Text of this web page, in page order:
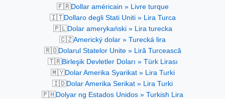
🇫🇷Dollar américain » Livre turque
🇮🇹Dollaro degli Stati Uniti » Lira Turca
🇵🇱Dolar amerykański » Lira turecka
🇨🇿Americký dolar » Turecká lira
🇷🇴Dolarul Statelor Unite » Liră Turcească
🇹🇷Birleşik Devletler Doları » Türk Lirası
🇲🇾Dolar Amerika Syarikat » Lira Turki
🇮🇩Dolar Amerika Serikat » Lira Turki
🇵🇭Dolyar ng Estados Unidos » Turkish Lira